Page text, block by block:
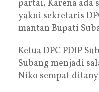
partai. Karena ada
yakni sekretaris
mantan Bupati
Ketua DPC PDIP
Subang menjadi
Niko sempat